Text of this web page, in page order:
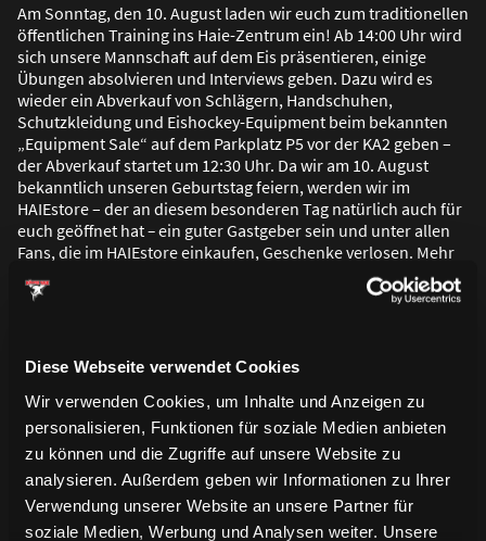
Diese Webseite verwendet Cookies
Wir verwenden Cookies, um Inhalte und Anzeigen zu
personalisieren, Funktionen für soziale Medien anbieten
zu können und die Zugriffe auf unsere Website zu
analysieren. Außerdem geben wir Informationen zu Ihrer
Verwendung unserer Website an unsere Partner für
soziale Medien, Werbung und Analysen weiter. Unsere
Am Sonntag, den 10. August laden wir euch zum traditionellen
öffentlichen Training ins Haie-Zentrum ein! Ab 14:00 Uhr wird
sich unsere Mannschaft auf dem Eis präsentieren, einige
Übungen absolvieren und Interviews geben. Dazu wird es
wieder ein Abverkauf von Schlägern, Handschuhen,
Schutzkleidung und Eishockey-Equipment beim bekannten
„Equipment Sale“ auf dem Parkplatz P5 vor der KA2 geben –
der Abverkauf startet um 12:30 Uhr. Da wir am 10. August
bekanntlich unseren Geburtstag feiern, werden wir im
HAIEstore – der an diesem besonderen Tag natürlich auch für
euch geöffnet hat–ein guter Gastgeber sein und unter allen
Fans, die im HAIEstore einkaufen, Geschenke verlosen. Mehr
Infos zum öffentlichen Training und dem Rahmenprogramm
gibt es zeitnah nochmal kompakt für euch zusammengefasst.
Saison 2025/2026